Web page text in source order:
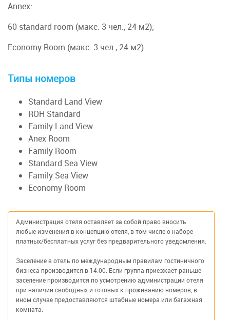
Annex:
60 standard room (макс. 3 чел., 24 м2);
Economy Room (макс. 3 чел., 24 м2)
Типы номеров
Standard Land View
ROH Standard
Family Land View
Anex Room
Family Room
Standard Sea View
Family Sea View
Economy Room
Администрация отеля оставляет за собой право вносить
любые изменения в концепцию отеля, в том числе о наборе
платных/бесплатных услуг без предварительного уведомления.
Заселение в отель по международным правилам гостиничного
бизнеса производится в 14.00. Если группа приезжает раньше -
заселение производится по усмотрению администрации отеля
при наличии свободных и готовых к проживанию номеров, в
ином случае предоставляются штабные номера или багажная
комната.